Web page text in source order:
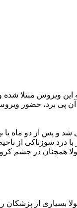
این ویروس مبتلا
پی برد، حضور
شد و پس از دو ماه
درد سوزناکی از
همچنان در چشم
بسیاری از